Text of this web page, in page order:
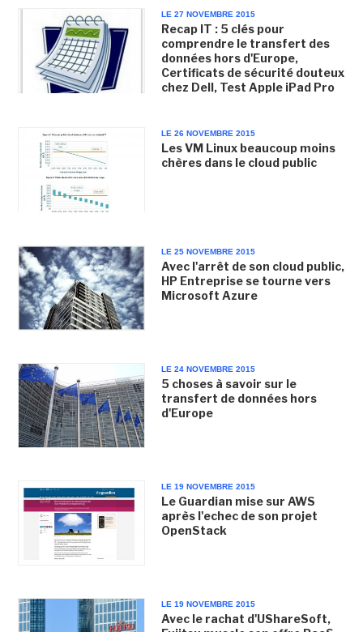
LE 27 NOVEMBRE 2015
Recap IT : 5 clés pour
comprendre le transfert des
données hors d'Europe,
Certificats de sécurité douteux
chez Dell, Test Apple iPad Pro
LE 26 NOVEMBRE 2015
Les VM Linux beaucoup moins
chères dans le cloud public
LE 25 NOVEMBRE 2015
Avec l'arrêt de son cloud public,
HP Entreprise se tourne vers
Microsoft Azure
LE 24 NOVEMBRE 2015
5 choses à savoir sur le
transfert de données hors
d'Europe
LE 19 NOVEMBRE 2015
Le Guardian mise sur AWS
après l'echec de son projet
OpenStack
LE 19 NOVEMBRE 2015
Avec le rachat d'UShareSoft,